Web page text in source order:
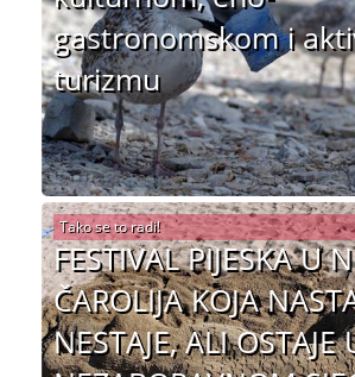
gastronomskom i
turizmu
FESTIVAL PIJESKA U
ČAROLIJA KOJA
NESTAJE, ALI OSTAJE
Tako se to radi!